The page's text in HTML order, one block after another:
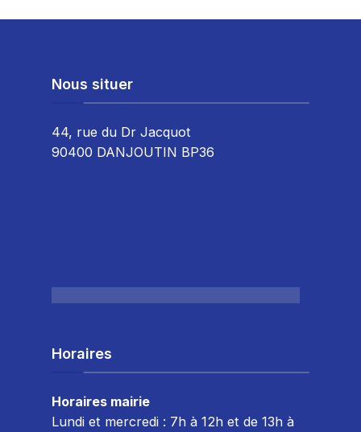
Nous situer
44, rue du Dr Jacquot
90400 DANJOUTIN BP36
Horaires
Horaires mairie
Lundi et mercredi : 7h à 12h et de 13h à